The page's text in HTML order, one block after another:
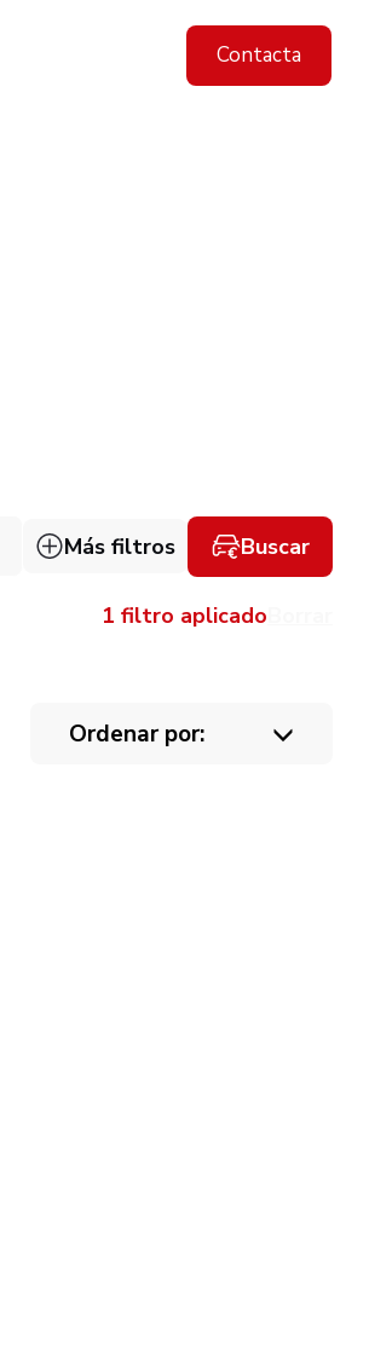
Contacta
Más filtros Buscar
1 filtro aplicado
Ordenar por: